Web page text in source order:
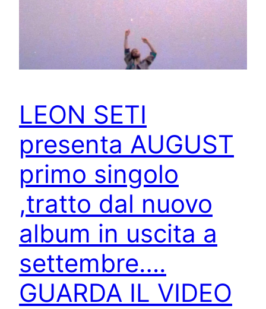
LEON SETI
presenta AUGUST
primo singolo
,tratto dal nuovo
album in uscita a
settembre….
GUARDA IL VIDEO